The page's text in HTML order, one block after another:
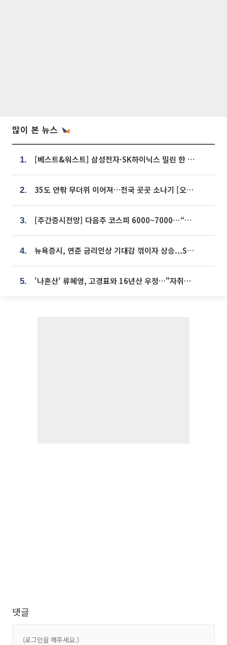
많이 본 뉴스
1. [베스트&워스트] 삼성전자·SK하이닉스 밀린 한 주…상상인증권은 85% 급등
2. 35도 안팎 무더위 이어져…전국 곳곳 소나기 [오늘 날씨]
3. [주간증시전망] 다음주 코스피 6000~7000⋯“外人 수급은 정책이 변수”
4. 뉴욕증시, 연준 금리인상 기대감 꺾이자 상승...S&P500 사상 최고치 [종합]
5. '나혼산' 류혜영, 고경표와 16년산 우정…"자취방서 부모님과 마주쳐"
댓글